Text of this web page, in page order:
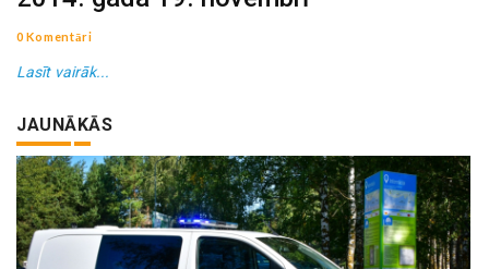
0 Komentāri
Lasīt vairāk...
JAUNĀKĀS